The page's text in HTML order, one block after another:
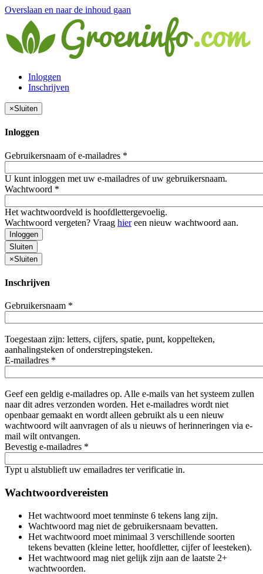
Overslaan en naar de inhoud gaan
Inloggen
Inschrijven
×Sluiten
Inloggen
Gebruikersnaam of e-mailadres *
U kunt inloggen met uw e-mailadres of uw gebruikersnaam.
Wachtwoord *
Het wachtwoordveld is hoofdlettergevoelig.
Wachtwoord vergeten? Vraag hiereen nieuw wachtwoord aan.
Inloggen
Sluiten
×Sluiten
Inschrijven
Gebruikersnaam *
Toegestaan zijn: letters, cijfers, spatie, punt, koppelteken,
aanhalingsteken of onderstrepingsteken.
E-mailadres *
Geef een geldig e-mailadres op. Alle e-mails van het systeem zullen
naar dit adres verzonden worden. Het e-mailadres wordt niet
openbaar gemaakt en wordt alleen gebruikt als u een nieuw
wachtwoord wilt aanvragen of als u nieuws of herinneringen via e-
mail wilt ontvangen.
Bevestig e-mailadres *
Typt u alstublieft uw emailadres ter verificatie in.
Wachtwoordvereisten
Het wachtwoord moet tenminste 6 tekens lang zijn.
Wachtwoord mag niet de gebruikersnaam bevatten.
Het wachtwoord moet minimaal 3 verschillende soorten
tekens bevatten (kleine letter, hoofdletter, cijfer of leesteken).
Het wachtwoord mag niet gelijk zijn aan de laatste 2+
wachtwoorden.